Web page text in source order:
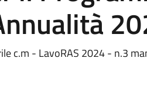
c.m - LavoRAS 2024 - n.3